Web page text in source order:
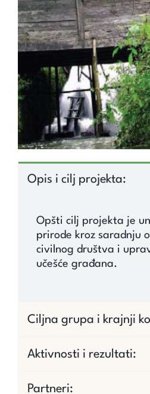
Unapredi znanje
Saznaj
Kontakt
Search
for:
Opis i cilj projekta:
Opšti cilj projekta je
prirode kroz saradnju
civilnog društva i
učešće građana.
Ciljna grupa i krajnji
Aktivnosti i rezultati:
Partneri: